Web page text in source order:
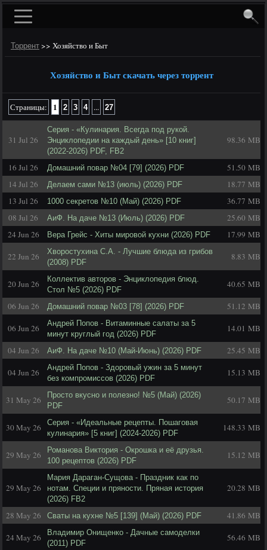
Торрент >> Хозяйство и Быт
Хозяйство и Быт скачать через торрент
Страницы: 1 2 3 4 ... 27
31 Jul 26
Серия - «Кулинария. Всегда под рукой.
Энциклопедии на каждый день» [10 книг]
(2022-2026) PDF, FB2
98.36 MB
16 Jul 26 Домашний повар №04 [79] (2026) PDF
51.50 MB
14 Jul 26
Делаем сами №13 (июль) (2026) PDF
18.77 MB
13 Jul 26
1000 секретов №10 (Май) (2026) PDF
36.77 MB
08 Jul 26
АиФ. На даче №13 (Июль) (2026) PDF
25.60 MB
24 Jun 26
Вера Грейс - Хиты мировой кухни (2026) PDF 17.99 MB
22 Jun 26
Хворостухина С.А. - Лучшие блюда из грибов
(2008) PDF
8.83 MB
20 Jun 26
Коллектив авторов - Энциклопедия блюд.
Стол №5 (2026) PDF
40.65 MB
06 Jun 26 Домашний повар №03 [78] (2026) PDF 51.12 MB
06 Jun 26
Андрей Попов - Витаминные салаты за 5
минут круглый год (2026) PDF
14.01 MB
04 Jun 26 АиФ. На даче №10 (Май-Июнь) (2026) PDF 25.45 MB
04 Jun 26
Андрей Попов - Здоровый ужин за 5 минут
без компромиссов (2026) PDF
15.13 MB
31 May 26
Просто вкусно и полезно! №5 (Май) (2026)
PDF
50.17 MB
30 May 26
Серия - «Идеальные рецепты. Пошаговая
кулинария» [5 книг] (2024-2026) PDF
148.33 MB
29 May 26
Романова Виктория - Окрошка и её друзья.
100 рецептов (2026) PDF
15.12 MB
29 May 26
Мария Дараган-Сущова - Праздник как по
нотам. Специи и пряности. Пряная история
(2026) FB2
20.28 MB
28 May 26 Сваты на кухне №5 [139] (Май) (2026) PDF 41.86 MB
24 May 26
Владимир Онищенко - Дачные самоделки
(2011) PDF
56.46 MB